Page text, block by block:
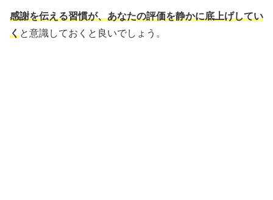
感謝を伝える習慣が、あなたの評価を静かに底上げしてい
くと意識しておくと良いでしょう。